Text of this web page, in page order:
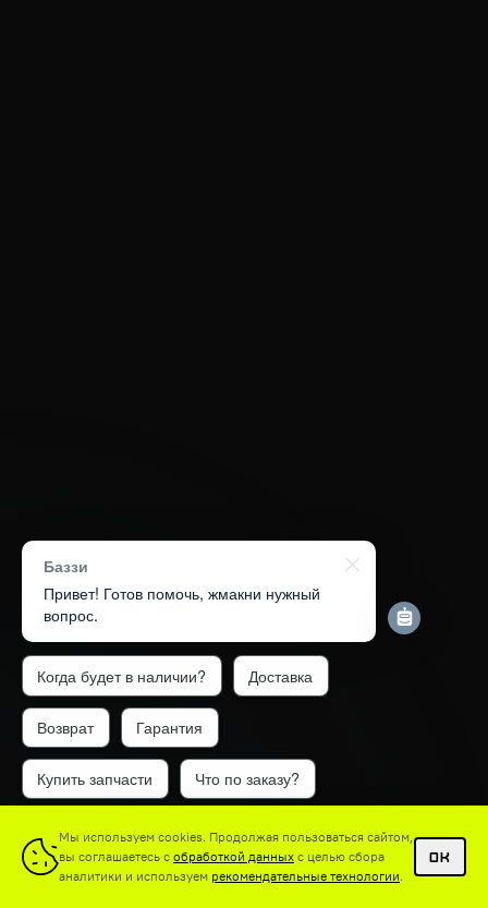
Мы используем cookies. Продолжая пользоваться сайтом,
вы соглашаетесь с обработкой данных с целью сбора
аналитики и используем рекомендательные технологии.
OK
1
Баззи
Привет! Готов помочь, жмакни нужный
вопрос.
Когда будет в наличии? Доставка
Возврат Гарантия
Купить запчасти Что по заказу?